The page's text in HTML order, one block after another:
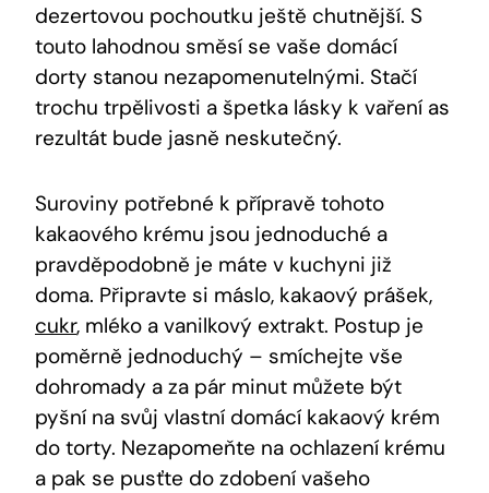
dezertovou ⁣pochoutku ještě chutnější.​ S
touto lahodnou směsí⁢ se‌ vaše domácí
dorty ‌stanou nezapomenutelnými. ⁣Stačí
trochu trpělivosti a ⁢špetka ⁤lásky⁢ k vaření as
rezultát ⁤bude jasně neskutečný.
Suroviny potřebné k přípravě tohoto
kakaového krému jsou jednoduché a⁢
pravděpodobně je⁤ máte v kuchyni již
doma. ​Připravte si máslo,⁤ kakaový prášek,
cukr, mléko a vanilkový extrakt. Postup je
poměrně jednoduchý – smíchejte vše
dohromady⁢ a​ za pár minut ⁣můžete být​
pyšní ‍na svůj ⁢vlastní domácí ⁤kakaový krém
do torty.​ Nezapomeňte na​ ochlazení krému
a pak se pusťte do zdobení ‍vašeho